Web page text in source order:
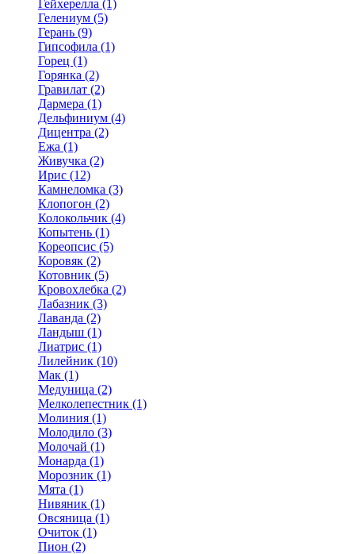
Гейхерелла (1)
Гелениум (5)
Герань (9)
Гипсофила (1)
Горец (1)
Горянка (2)
Гравилат (2)
Дармера (1)
Дельфиниум (4)
Дицентра (2)
Ежа (1)
Живучка (2)
Ирис (12)
Камнеломка (3)
Клопогон (2)
Колокольчик (4)
Копытень (1)
Кореопсис (5)
Коровяк (2)
Котовник (5)
Кровохлебка (2)
Лабазник (3)
Лаванда (2)
Ландыш (1)
Лиатрис (1)
Лилейник (10)
Мак (1)
Медуница (2)
Мелколепестник (1)
Молиния (1)
Молодило (3)
Молочай (1)
Монарда (1)
Морозник (1)
Мята (1)
Нивяник (1)
Овсяница (1)
Очиток (1)
Пион (2)